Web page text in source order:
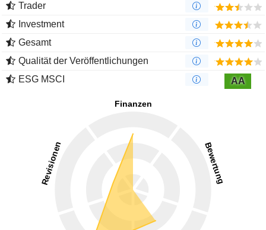
Trader
Investment
Gesamt
Qualität der Veröffentlichungen
ESG MSCI
AA